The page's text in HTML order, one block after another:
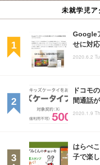
未就学児ア
Google
せに対応
2020.6.2
ドコモ
間通話
2020.1.9
はらぺ
子で楽